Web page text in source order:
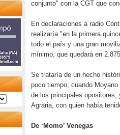
conjunto" con la CGT que
En declaraciones a radio
realizaría "en la primera
todo el país y una gran
mínimo, que quedará en
Se trataría de un hecho
poco tiempo, cuando
de los principales
Agraria, con quien había
De ‘Momo’ Venegas